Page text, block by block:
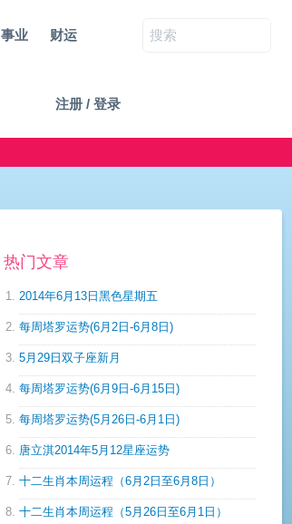
事业 财运
注册 / 登录
热门文章
2014年6月13日黑色星期五
每周塔罗运势(6月2日-6月8日)
5月29日双子座新月
每周塔罗运势(6月9日-6月15日)
每周塔罗运势(5月26日-6月1日)
唐立淇2014年5月12星座运势
十二生肖本周运程（6月2日至6月8日）
十二生肖本周运程（5月26日至6月1日）